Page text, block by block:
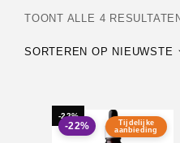
TOONT ALLE 4
SORTEREN OP NIEUWSTE
-22%
Tijdelijke
aanbieding
-22%